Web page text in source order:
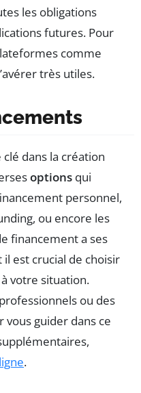
les obligations
futures. Pour
comme
très utiles.
dans la création
options qui
personnel,
ou encore les
financement a ses
est crucial de choisir
votre situation.
ou des
vous guider dans ce
.